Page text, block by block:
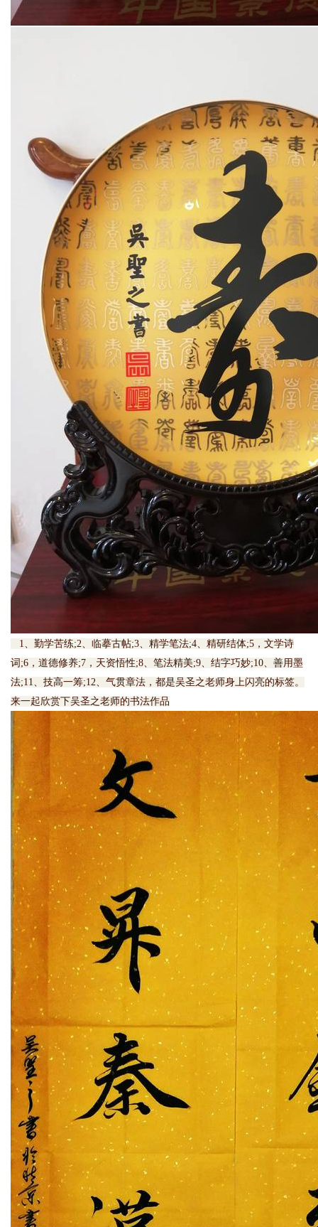
1、勤学苦练;2、临摹古帖;3、精学笔法;4、精研结体;5，文学诗
词;6，道德修养;7，天资悟性;8、笔法精美;9、结字巧妙;10、善用墨
法;11、技高一筹;12、气贯章法，都是吴圣之老师身上闪亮的标签。
来一起欣赏下吴圣之老师的书法作品